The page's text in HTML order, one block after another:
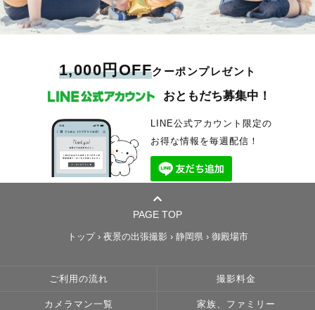
1,000円OFFクーポンプレゼント
おともだち募集中！
LINE公式アカウント限定の
お得な情報を毎週配信！
PAGE TOP
トップ› 夜景の出張撮影 › 静岡県 › 御殿場市
ご利用の流れ 撮影料金
カメラマン一覧 家族、ファミリー